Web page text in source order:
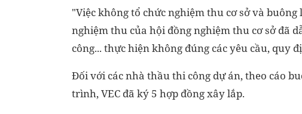
"Việc không tổ chức nghiệm thu cơ sở và
nghiệm thu của hội đồng nghiệm thu cơ sở đã
công... thực hiện không đúng các yêu cầu, quy
Đối với các nhà thầu thi công dự án, theo cáo
trình, VEC đã ký 5 hợp đồng xây lắp.